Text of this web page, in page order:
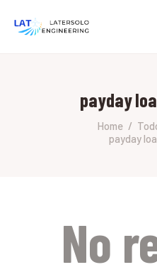
payday
Home
payday
HOME
SOBRE A
ENGINEERING
No